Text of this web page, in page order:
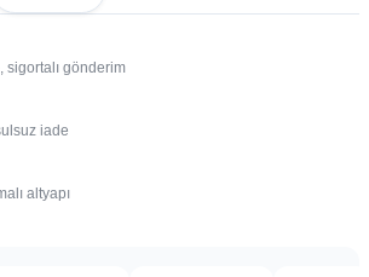
sigortalı gönderim
iade
altyapı